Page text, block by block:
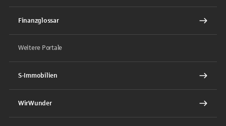
Finanzglossar
Weitere Portale
S-Immobilien
WirWunder